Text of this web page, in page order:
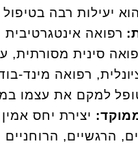
יעילות רבה
רפואה
סינית מסורתית,
רפואה מינד-
למקם את עצמו
יצירת יחס
הרגשיים,